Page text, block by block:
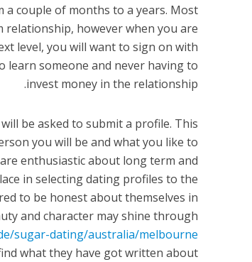
couple of months to a years. Most
however when you are
level, you will want to sign on with
learn someone and never having to
invest money in the relationship.
be asked to submit a profile. This
you will be and what you like to
enthusiastic about long term and
in selecting dating profiles to the
to be honest about themselves in
and character may shine through.
sugar-dating/australia/melbourne
what they have got written about